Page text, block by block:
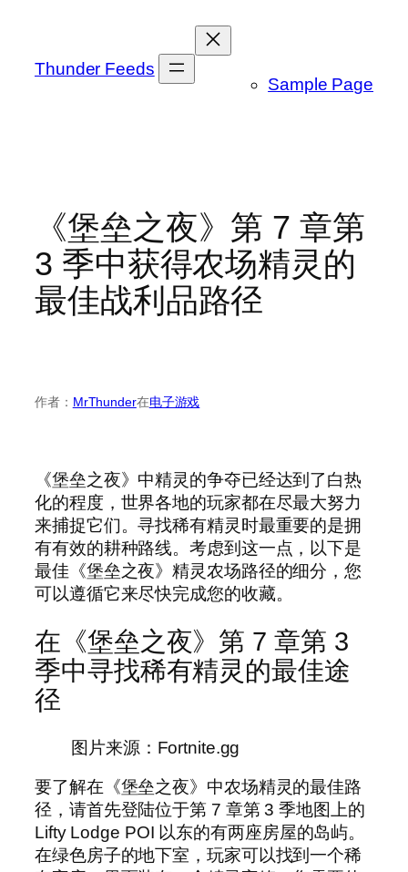
Thunder Feeds
Sample Page
《堡垒之夜》第 7 章第
3 季中获得农场精灵的
最佳战利品路径
作者： MrThunder在电子游戏
《堡垒之夜》中精灵的争夺已经达到了白热
化的程度，世界各地的玩家都在尽最大努力
来捕捉它们。寻找稀有精灵时最重要的是拥
有有效的耕种路线。考虑到这一点，以下是
最佳《堡垒之夜》精灵农场路径的细分，您
可以遵循它来尽快完成您的收藏。
在《堡垒之夜》第 7 章第 3
季中寻找稀有精灵的最佳途
径
图片来源：Fortnite.gg
要了解在《堡垒之夜》中农场精灵的最佳路
径，请首先登陆位于第 7 章第 3 季地图上的
Lifty Lodge POI 以东的有两座房屋的岛屿。
在绿色房子的地下室，玩家可以找到一个稀